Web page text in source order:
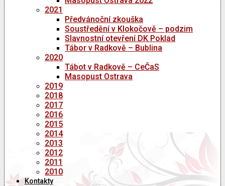
2021
Předvánoční zkouška
Soustředění v Klokočově – podzim
Slavnostní otevření DK Poklad
Tábor v Radkově – Bublina
2020
Tábot v Radkově – CeČaS
Masopust Ostrava
2019
2018
2017
2016
2015
2014
2013
2012
2011
2010
Kontakty